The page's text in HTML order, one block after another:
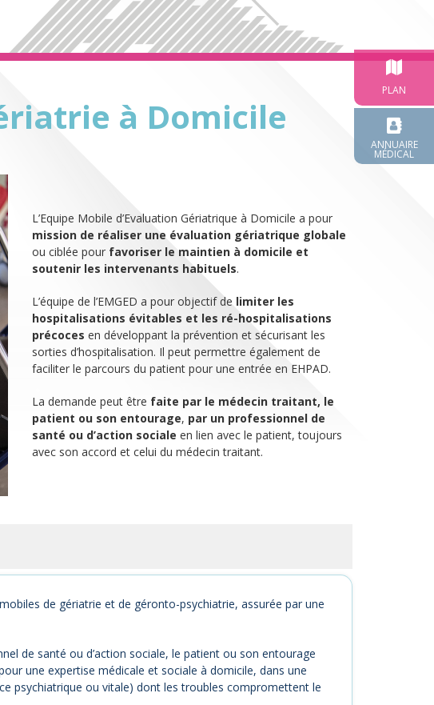
à Domicile
L’Equipe Mobile d’Evaluation Gériatrique à Domicile a pour
mission de réaliser une évaluation gériatrique globale
ou ciblée pour favoriser le maintien à domicile et
soutenir les intervenants habituels.
L’équipe de l’EMGED a pour objectif de limiter les
hospitalisations évitables et les ré-hospitalisations
précoces en développant la prévention et sécurisant les
sorties d’hospitalisation. Il peut permettre également de
faciliter le parcours du patient pour une entrée en EHPAD.
La demande peut être faite par le médecin traitant, le
patient ou son entourage, par un professionnel de
santé ou d’action sociale en lien avec le patient, toujours
avec son accord et celui du médecin traitant.
de gériatrie et de géronto-psychiatrie, assurée par une
de santé ou d’action sociale, le patient ou son entourage
une expertise médicale et sociale à domicile, dans une
psychiatrique ou vitale) dont les troubles compromettent le
PLAN
ANNUAIRE
MÉDICAL